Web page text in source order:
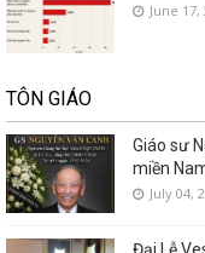
June 17,
TÔN GIÁO
Giáo sư
miền
July 04,